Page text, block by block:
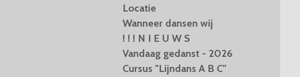
Locatie
Wanneer dansen wij
! ! ! N I E U W S
Vandaag gedanst - 2026
Cursus "Lijndans A B C"